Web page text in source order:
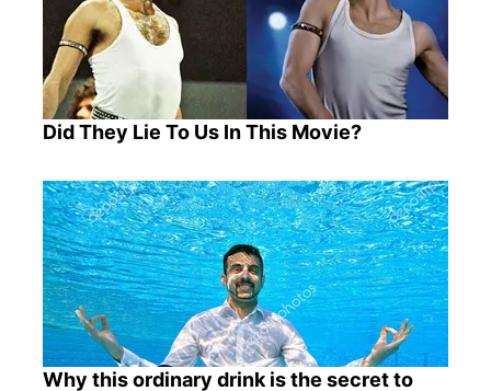
Did They Lie To Us In This Movie?
Why this ordinary drink is the secret to